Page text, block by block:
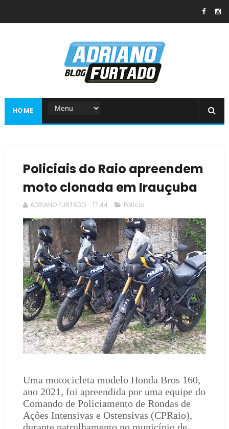
HOME
Policiais do Raio apreendem
moto clonada em Irauçuba
ADRIANO FURTADO 17:44 Polícia
Uma motocicleta modelo Honda Bros 160,
ano 2021, foi apreendida por uma equipe do
Comando de Policiamento de Rondas de
Ações Intensivas e Ostensivas (CPRaio),